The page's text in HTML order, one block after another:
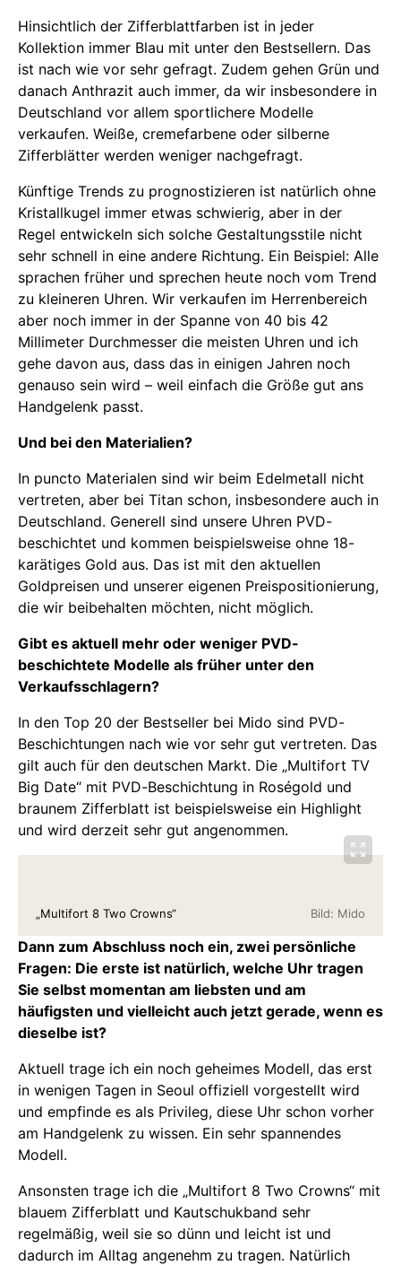
Hinsichtlich der Zifferblattfarben ist in jeder
Kollektion immer Blau mit unter den Bestsellern. Das
ist nach wie vor sehr gefragt. Zudem gehen Grün und
danach Anthrazit auch immer, da wir insbesondere in
Deutschland vor allem sportlichere Modelle
verkaufen. Weiße, cremefarbene oder silberne
Zifferblätter werden weniger nachgefragt.
Künftige Trends zu prognostizieren ist natürlich ohne
Kristallkugel immer etwas schwierig, aber in der
Regel entwickeln sich solche Gestaltungsstile nicht
sehr schnell in eine andere Richtung. Ein Beispiel: Alle
sprachen früher und sprechen heute noch vom Trend
zu kleineren Uhren. Wir verkaufen im Herrenbereich
aber noch immer in der Spanne von 40 bis 42
Millimeter Durchmesser die meisten Uhren und ich
gehe davon aus, dass das in einigen Jahren noch
genauso sein wird – weil einfach die Größe gut ans
Handgelenk passt.
Und bei den Materialien?
In puncto Materialen sind wir beim Edelmetall nicht
vertreten, aber bei Titan schon, insbesondere auch in
Deutschland. Generell sind unsere Uhren PVD-
beschichtet und kommen beispielsweise ohne 18-
karätiges Gold aus. Das ist mit den aktuellen
Goldpreisen und unserer eigenen Preispositionierung,
die wir beibehalten möchten, nicht möglich.
Gibt es aktuell mehr oder weniger PVD-
beschichtete Modelle als früher unter den
Verkaufsschlagern?
In den Top 20 der Bestseller bei Mido sind PVD-
Beschichtungen nach wie vor sehr gut vertreten. Das
gilt auch für den deutschen Markt. Die „Multifort TV
Big Date“ mit PVD-Beschichtung in Roségold und
braunem Zifferblatt ist beispielsweise ein Highlight
und wird derzeit sehr gut angenommen.
„Multifort 8 Two Crowns“ Bild: Mido
Dann zum Abschluss noch ein, zwei persönliche
Fragen: Die erste ist natürlich, welche Uhr tragen
Sie selbst momentan am liebsten und am
häufigsten und vielleicht auch jetzt gerade, wenn es
dieselbe ist?
Aktuell trage ich ein noch geheimes Modell, das erst
in wenigen Tagen in Seoul offiziell vorgestellt wird
und empfinde es als Privileg, diese Uhr schon vorher
am Handgelenk zu wissen. Ein sehr spannendes
Modell.
Ansonsten trage ich die „Multifort 8 Two Crowns“ mit
blauem Zifferblatt und Kautschukband sehr
regelmäßig, weil sie so dünn und leicht ist und
dadurch im Alltag angenehm zu tragen. Natürlich